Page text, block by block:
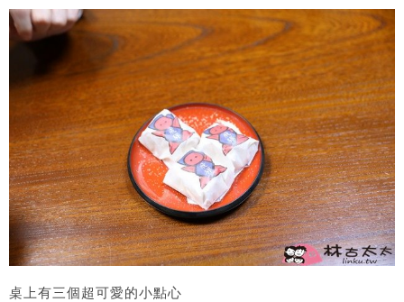
桌上有三個超可愛的小點心